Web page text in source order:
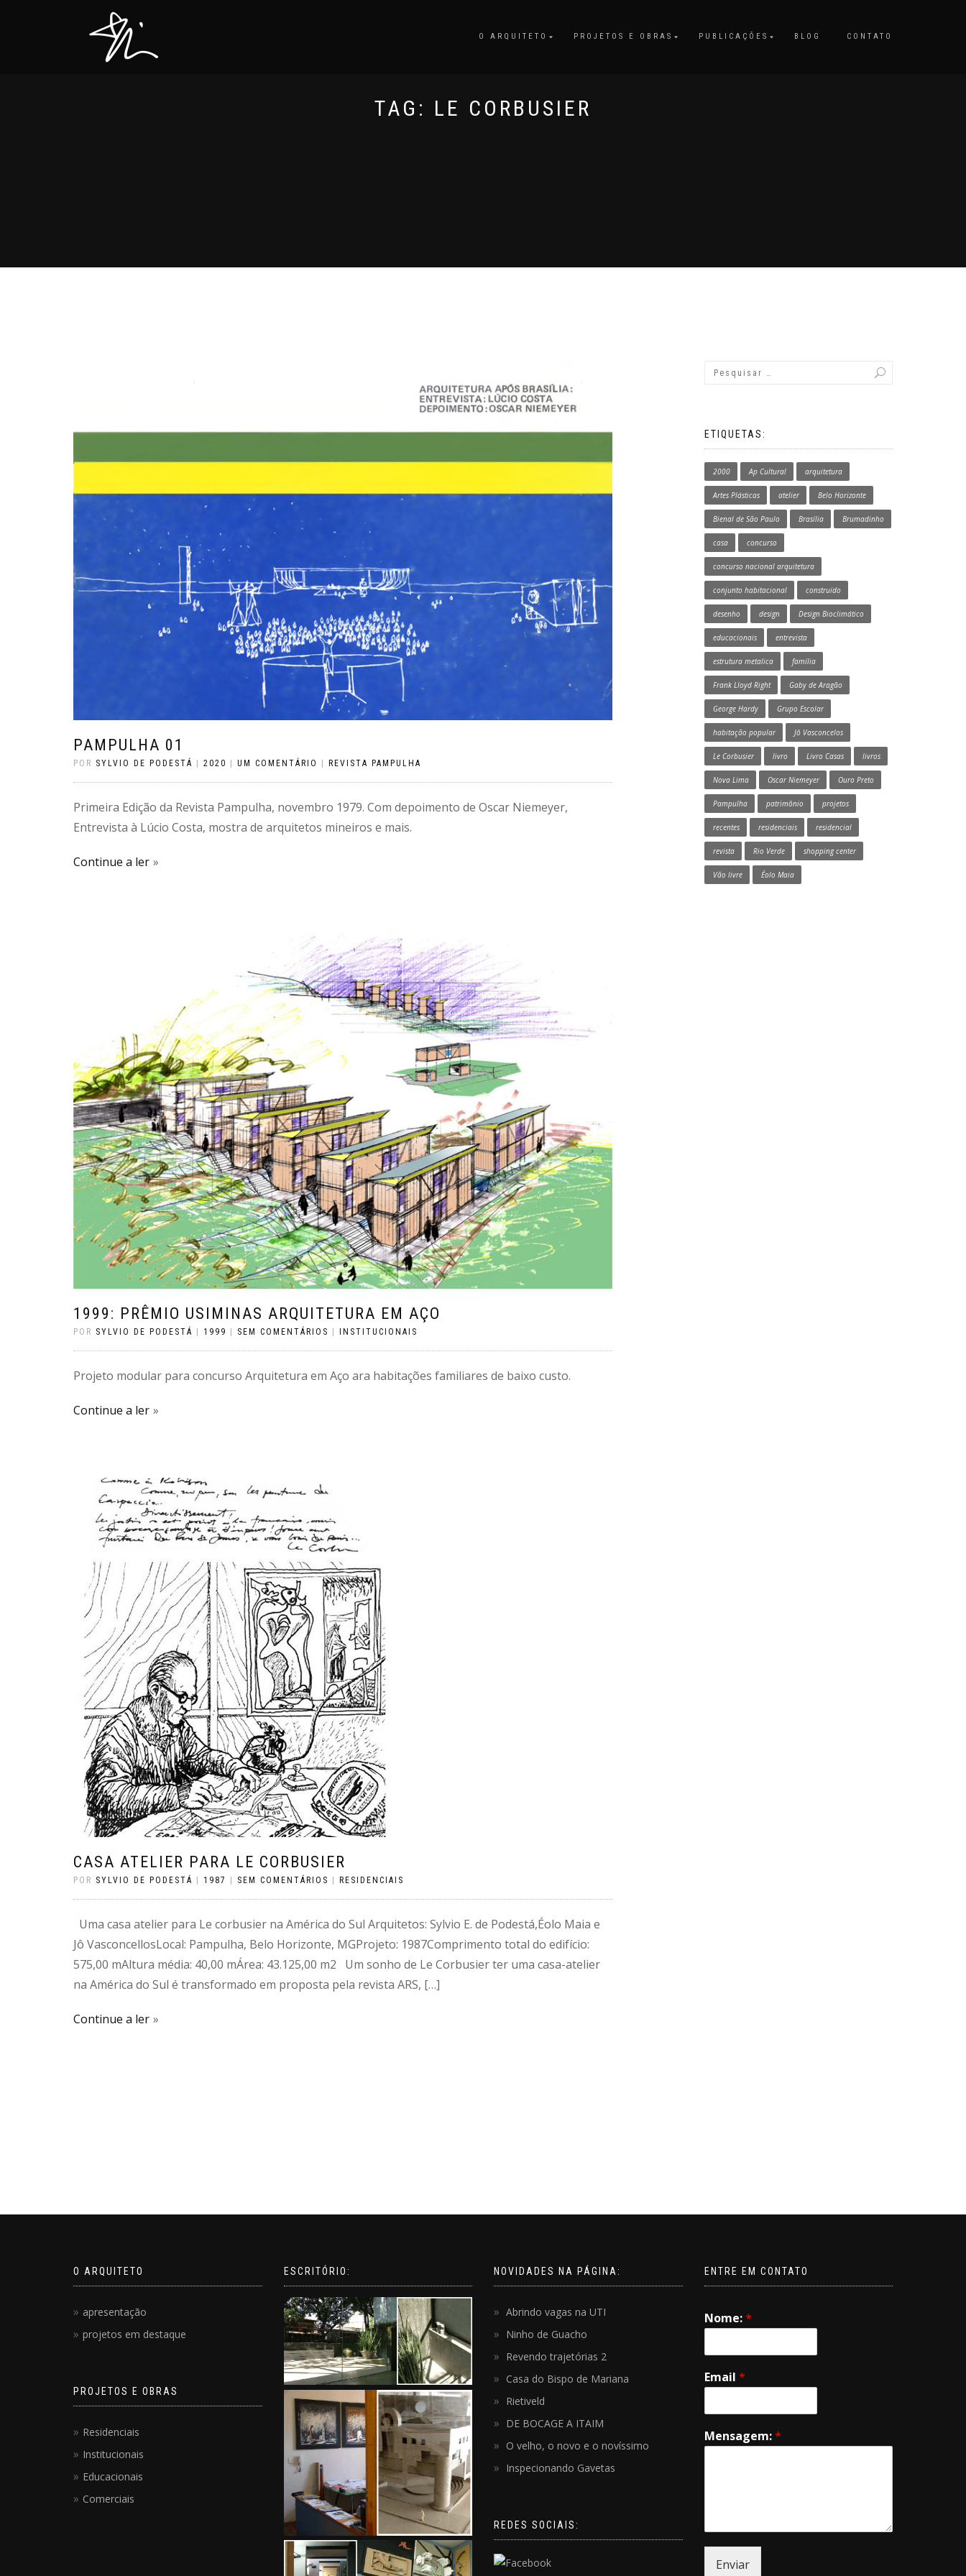
O ARQUITETO PROJETOS E OBRAS PUBLICAÇÕES BLOG CONTATO
TAG: LE CORBUSIER
PAMPULHA 01
POR SYLVIO DE PODESTÁ 2020 UM COMENTÁRIO REVISTA PAMPULHA
Primeira Edição da Revista Pampulha, novembro 1979. Com depoimento de Oscar Niemeyer,
Entrevista à Lúcio Costa, mostra de arquitetos mineiros e mais.
Continue a ler
1999: PRÊMIO USIMINAS ARQUITETURA EM AÇO
POR SYLVIO DE PODESTÁ 1999 SEM COMENTÁRIOS INSTITUCIONAIS
Projeto modular para concurso Arquitetura em Aço ara habitações familiares de baixo custo.
Continue a ler
CASA ATELIER PARA LE CORBUSIER
POR SYLVIO DE PODESTÁ 1987 SEM COMENTÁRIOS RESIDENCIAIS
Uma casa atelier para Le corbusier na América do Sul Arquitetos: Sylvio E. de Podestá,Éolo Maia e
Jô VasconcellosLocal: Pampulha, Belo Horizonte, MGProjeto: 1987Comprimento total do edifício:
575,00 mAltura média: 40,00 mÁrea: 43.125,00 m2 Um sonho de Le Corbusier ter uma casa-atelier
na América do Sul é transformado em proposta pela revista ARS, […]
Continue a ler
ETIQUETAS:
2000 Ap Cultural arquitetura
Artes Plásticas atelier Belo Horizonte
Bienal de São Paulo Brasília Brumadinho
casa concurso
concurso nacional arquitetura
conjunto habitacional construído
desenho design Design Bioclimático
educacionais entrevista
estrutura metalica família
Frank Lloyd Right Gaby de Aragão
George Hardy Grupo Escolar
habitação popular Jô Vasconcelos
Le Corbusier livro Livro Casas livros
Nova Lima Oscar Niemeyer Ouro Preto
Pampulha patrimônio projetos
recentes residenciais residencial
revista Rio Verde shopping center
Vão livre Éolo Maia
O ARQUITETO
apresentação
projetos em destaque
PROJETOS E OBRAS
Residenciais
Institucionais
Educacionais
Comerciais
ESCRITÓRIO: NOVIDADES NA PÁGINA:
Abrindo vagas na UTI
Ninho de Guacho
Revendo trajetórias 2
Casa do Bispo de Mariana
Rietiveld
DE BOCAGE A ITAIM
O velho, o novo e o novíssimo
Inspecionando Gavetas
REDES SOCIAIS:
ENTRE EM CONTATO
Nome:*
Email *
Mensagem:*
Enviar